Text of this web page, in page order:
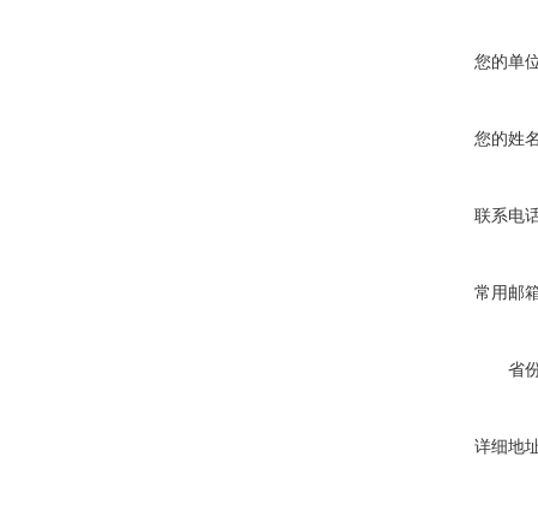
您的单
您的姓
联系电
常用邮
省
详细地